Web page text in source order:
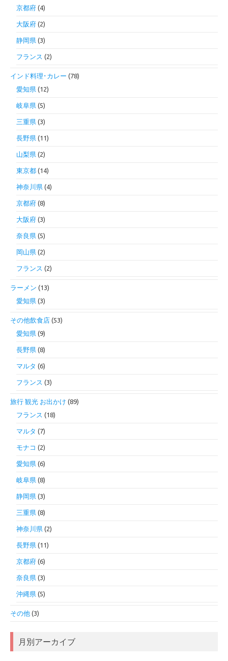
京都府 (4)
大阪府 (2)
静岡県 (3)
フランス (2)
インド料理･カレー (78)
愛知県 (12)
岐阜県 (5)
三重県 (3)
長野県 (11)
山梨県 (2)
東京都 (14)
神奈川県 (4)
京都府 (8)
大阪府 (3)
奈良県 (5)
岡山県 (2)
フランス (2)
ラーメン (13)
愛知県 (3)
その他飲食店 (53)
愛知県 (9)
長野県 (8)
マルタ (6)
フランス (3)
旅行 観光 お出かけ (89)
フランス (18)
マルタ (7)
モナコ (2)
愛知県 (6)
岐阜県 (8)
静岡県 (3)
三重県 (8)
神奈川県 (2)
長野県 (11)
京都府 (6)
奈良県 (3)
沖縄県 (5)
その他 (3)
月別アーカイブ